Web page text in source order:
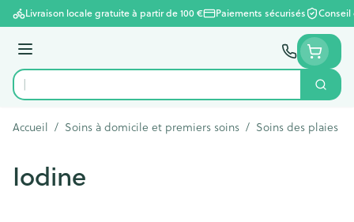
Aller au contenu
Livraison locale gratuite à partir de 100 € Paiements sécurisés
Menu
Rechercher
Accueil / Soins à domicile et premiers soins / Soins des plaies
Iodine